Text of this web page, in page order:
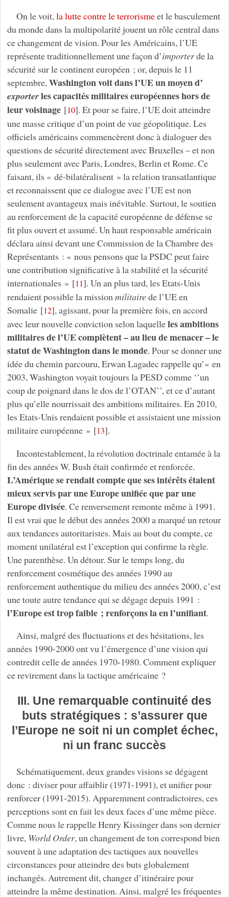
On le voit,la lutte contre le terrorismeet le basculement
du monde dans la multipolarité jouent un rôle central dans
ce changement de vision. Pour les Américains, l’UE
représente traditionnellement une façon d’importerde la
sécurité sur le continent européen ; or, depuis le 11
septembre,Washington voit dans l’UE un moyen d’
exporterles capacités militaires européennes hors de
leur voisinage[10]. Et pour se faire, l’UE doit atteindre
une masse critique d’un point de vue géopolitique. Les
officiels américains commencèrent donc à dialoguer des
questions de sécurité directement avec Bruxelles – et non
plus seulement avec Paris, Londres, Berlin et Rome. Ce
faisant, ils « dé-bilatéralisent » la relation transatlantique
et reconnaissent que ce dialogue avec l’UE est non
seulement avantageux mais inévitable. Surtout, le soutien
au renforcement de la capacité européenne de défense se
fit plus ouvert et assumé. Un haut responsable américain
déclara ainsi devant une Commission de la Chambre des
Représentants : « nous pensons que la PSDC peut faire
une contribution significative à la stabilité et la sécurité
internationales » [11]. Un an plus tard, les Etats-Unis
rendaient possible la missionmilitairede l’UE en
Somalie[12], agissant, pour la première fois, en accord
avec leur nouvelle conviction selon laquelleles ambitions
militaires de l’UE complètent – au lieu de menacer – le
statut de Washington dans le monde. Pour se donner une
idée du chemin parcouru, Erwan Lagadec rappelle qu’« en
2003, Washington voyait toujours la PESD comme ‘’un
coup de poignard dans le dos de l’OTAN’’, et ce d’autant
plus qu’elle nourrissait des ambitions militaires. En 2010,
les Etats-Unis rendaient possible et assistaient une mission
militaire européenne » [13].
Incontestablement, la révolution doctrinale entamée à la
fin des années W. Bush était confirmée et renforcée.
L’Amérique se rendait compte que ses intérêts étaient
mieux servis par une Europe unifiée que par une
Europe divisée. Ce renversement remonte même à 1991.
Il est vrai que le début des années 2000 a marqué un retour
aux tendances autoritaristes. Mais au bout du compte, ce
moment unilatéral est l’exception qui confirme la règle.
Une parenthèse. Un détour. Sur le temps long, du
renforcement cosmétique des années 1990 au
renforcement authentique du milieu des années 2000, c’est
une toute autre tendance qui se dégage depuis 1991 :
l’Europe est trop faible ; renforçons la en l’unifiant.
Ainsi, malgré des fluctuations et des hésitations, les
années 1990-2000 ont vu l’émergence d’une vision qui
contredit celle de années 1970-1980. Comment expliquer
ce revirement dans la tactique américaine ?
III. Une remarquable continuité des
buts stratégiques : s’assurer que
l’Europe ne soit ni un complet échec,
ni un franc succès
Schématiquement, deux grandes visions se dégagent
donc : diviser pour affaiblir (1971-1991), et unifier pour
renforcer (1991-2015). Apparemment contradictoires, ces
perceptions sont en fait les deux faces d’une même pièce.
Comme nous le rappelle Henry Kissinger dans son dernier
livre, World Order, un changement de ton correspond bien
souvent à une adaptation des tactiques aux nouvelles
circonstances pour atteindre des buts globalement
inchangés. Autrement dit, changer d’itinéraire pour
atteindre la même destination. Ainsi, malgré les fréquentes